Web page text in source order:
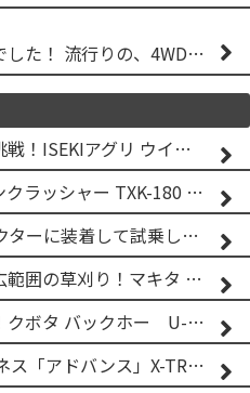
今日は、乗用草刈機の納品でした！ 流行りの、4WD！ #イセキアグリ #オーレック #四駆 #増税間近
ウイングモアで畦草刈りに挑戦！ISEKIアグリ ウイングモア WM746AF
石が一瞬で砕ける！ストーンクラッシャー TXK-180 実演
自動操舵CHCNAVをBFトラクターに装着して試乗してみた！！ CHCNAV NX610
押すだけカンタン！ラクに広範囲の草刈り！マキタ バッテリー式草刈り機 MUG001G 2
現場が、もっと楽しくなる！クボタ バックホー U-25-3A
STIHL フォレストリーハーネス「アドバンス」X-TREEm